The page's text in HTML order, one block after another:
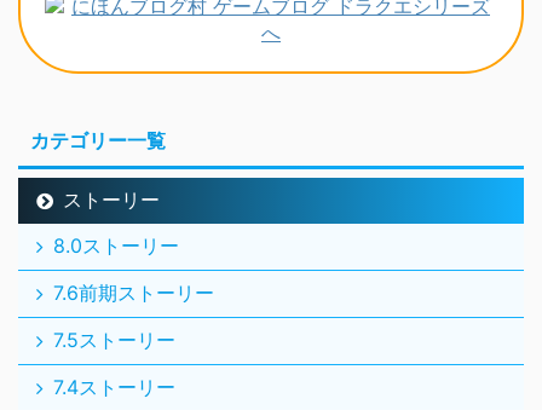
カテゴリー一覧
ストーリー
8.0ストーリー
7.6前期ストーリー
7.5ストーリー
7.4ストーリー